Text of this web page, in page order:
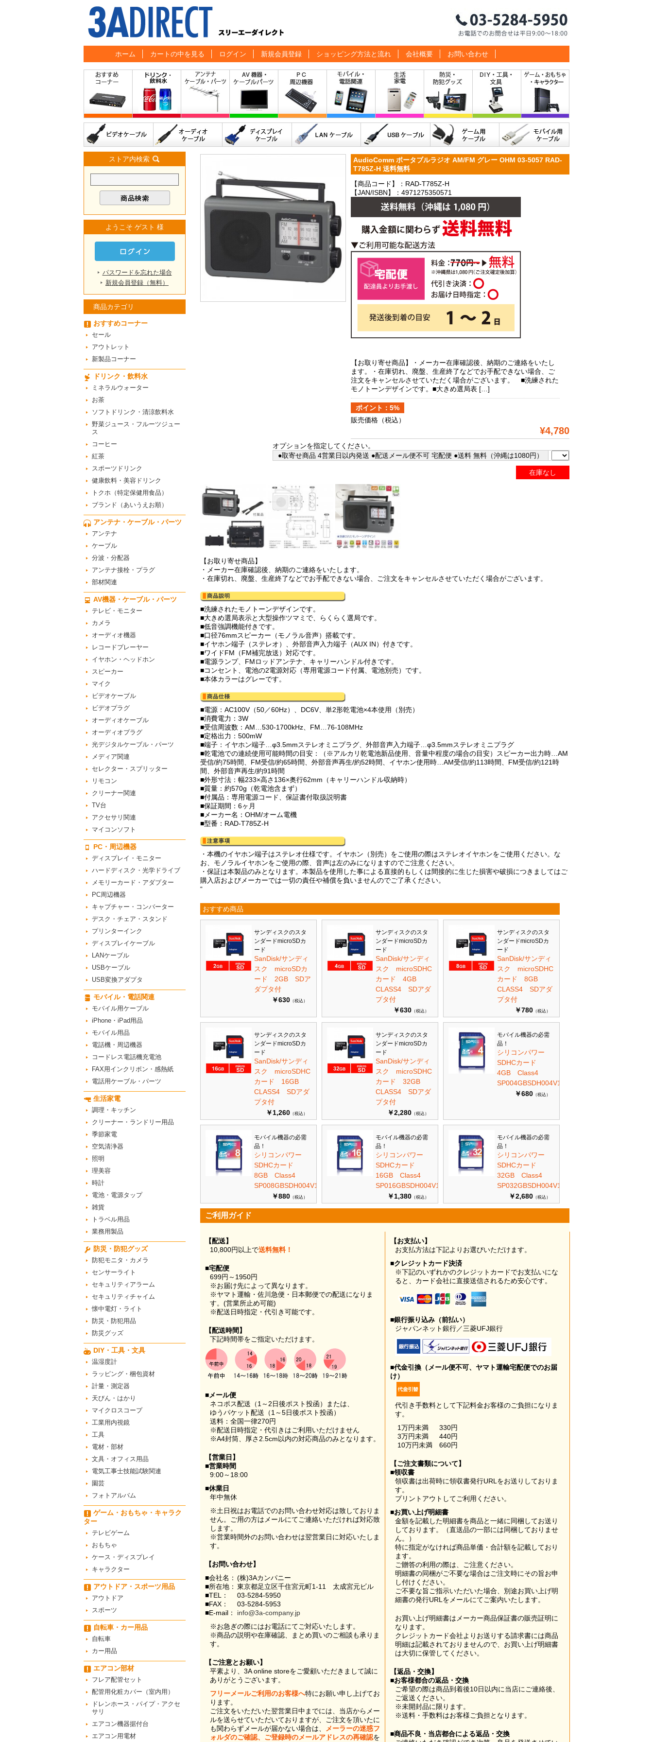
ホーム カートの中を見る ログイン 新規会員登録 ショッピング方法と流れ 会社概要 お問い合わせ
ストア内検索
ようこそ ゲスト 様
パスワードを忘れた場合
新規会員登録（無料）
商品カテゴリ
おすすめコーナー
セール
アウトレット
新製品コーナー
ドリンク・飲料水
ミネラルウォーター
お茶
ソフトドリンク・清涼飲料水
野菜ジュース・フルーツジュー
ス
コーヒー
紅茶
スポーツドリンク
健康飲料・美容ドリンク
トクホ（特定保健用食品）
ブランド（あいうえお順）
アンテナ・ケーブル・パーツ
アンテナ
ケーブル
分波・分配器
アンテナ接栓・プラグ
部材関連
AV機器・ケーブル・パーツ
テレビ・モニター
カメラ
オーディオ機器
レコードプレーヤー
イヤホン・ヘッドホン
スピーカー
マイク
ビデオケーブル
ビデオプラグ
オーディオケーブル
オーディオプラグ
光デジタルケーブル・パーツ
メディア関連
セレクター・スプリッター
リモコン
クリーナー関連
TV台
アクセサリ関連
マイコンソフト
PC・周辺機器
ディスプレイ・モニター
ハードディスク・光学ドライブ
メモリーカード・アダプター
PC周辺機器
キャプチャー・コンバーター
デスク・チェア・スタンド
プリンターインク
ディスプレイケーブル
LANケーブル
USBケーブル
USB変換アダプタ
モバイル・電話関連
モバイル用ケーブル
iPhone・iPad用品
モバイル用品
電話機・周辺機器
コードレス電話機充電池
FAX用インクリボン・感熱紙
電話用ケーブル・パーツ
生活家電
調理・キッチン
クリーナー・ランドリー用品
季節家電
空気清浄器
照明
理美容
時計
電池・電源タップ
雑貨
トラベル用品
業務用製品
防災・防犯グッズ
防犯モニタ・カメラ
センサーライト
セキュリティアラーム
セキュリティチャイム
懐中電灯・ライト
防災・防犯用品
防災グッズ
DIY・工具・文具
温湿度計
ラッピング・梱包資材
計量・測定器
天びん・はかり
マイクロスコープ
工業用内視鏡
工具
電材・部材
文具・オフィス用品
電気工事士技能試験関連
園芸
フォトアルバム
ゲーム・おもちゃ・キャラク
ター
テレビゲーム
おもちゃ
ケース・ディスプレイ
キャラクター
アウトドア・スポーツ用品
アウトドア
スポーツ
自転車・カー用品
自転車
カー用品
エアコン部材
フレア配管セット
配管用化粧カバー（室内用）
ドレンホース・パイプ・アクセ
サリ
エアコン機器据付台
エアコン用電材
AudioComm ポータブルラジオ AM/FM グレー OHM 03-5057 RAD-
T785Z-H 送料無料
【商品コード】：RAD-T785Z-H
【JAN/ISBN】：4971275350571
【お取り寄せ商品】・メーカー在庫確認後、納期のご連絡をいたし
ます。・在庫切れ、廃盤、生産終了などでお手配できない場合、ご
注文をキャンセルさせていただく場合がございます。 ■洗練された
モノトーンデザインです。■大きめ選局表 […]
ポイント：5%
販売価格 （税込）
¥4,780
オプションを指定してください。
●取寄せ商品 4営業日以内発送 ●配送メール便不可 宅配便 ●送料 無料（沖縄は1080円）
在庫なし
【お取り寄せ商品】
・メーカー在庫確認後、納期のご連絡をいたします。
・在庫切れ、廃盤、生産終了などでお手配できない場合、ご注文をキャンセルさせていただく場合がございます。
■洗練されたモノトーンデザインです。
■大きめ選局表示と大型操作ツマミで、らくらく選局です。
■低音強調機能付きです。
■口径76mmスピーカー（モノラル音声）搭載です。
■イヤホン端子（ステレオ）、外部音声入力端子（AUX IN）付きです。
■ワイドFM（FM補完放送）対応です。
■電源ランプ、FMロッドアンテナ、キャリーハンドル付きです。
■コンセント、電池の2電源対応（専用電源コード付属、電池別売）です。
■本体カラーはグレーです。
■電源：AC100V（50／60Hz）、DC6V、単2形乾電池×4本使用（別売）
■消費電力：3W
■受信周波数：AM…530-1700kHz、FM…76-108MHz
■定格出力：500mW
■端子：イヤホン端子…φ3.5mmステレオミニプラグ、外部音声入力端子…φ3.5mmステレオミニプラグ
■乾電池での連続使用可能時間の目安：（※アルカリ乾電池新品使用、音量中程度の場合の目安）スピーカー出力時…AM
受信/約75時間、FM受信/約65時間、外部音声再生/約52時間、イヤホン使用時…AM受信/約113時間、FM受信/約121時
間、外部音声再生/約91時間
■外形寸法：幅233×高さ136×奥行62mm（キャリーハンドル収納時）
■質量：約570g（乾電池含まず）
■付属品：専用電源コード、保証書付取扱説明書
■保証期間：6ヶ月
■メーカー名：OHM/オーム電機
■型番：RAD-T785Z-H
・本機のイヤホン端子はステレオ仕様です。イヤホン（別売）をご使用の際はステレオイヤホンをご使用ください。な
お、モノラルイヤホンをご使用の際、音声は左のみになりますのでご注意ください。
・保証は本製品のみとなります。本製品を使用した事による直接的もしくは間接的に生じた損害や破損につきましてはご
購入店およびメーカーでは一切の責任や補償を負いませんのでご了承ください。
“
おすすめ商品
サンディスクのスタ
ンダードmicroSDカ
ード
SanDisk/サンディ
スク microSDカ
ード 2GB SDア
ダプタ付
￥630 （税込）
サンディスクのスタ
ンダードmicroSDカ
ード
SanDisk/サンディ
スク microSDHC
カード 4GB
CLASS4 SDアダ
プタ付
￥630 （税込）
サンディスクのスタ
ンダードmicroSDカ
ード
SanDisk/サンディ
スク microSDHC
カード 8GB
CLASS4 SDアダ
プタ付
￥780 （税込）
サンディスクのスタ
ンダードmicroSDカ
ード
SanDisk/サンディ
スク microSDHC
カード 16GB
CLASS4 SDアダ
プタ付
￥1,260 （税込）
サンディスクのスタ
ンダードmicroSDカ
ード
SanDisk/サンディ
スク microSDHC
カード 32GB
CLASS4 SDアダ
プタ付
￥2,280 （税込）
モバイル機器の必需
品！
シリコンパワー
SDHCカード
4GB Class4
SP004GBSDH004V10
￥680 （税込）
モバイル機器の必需
品！
シリコンパワー
SDHCカード
8GB Class4
SP008GBSDH004V10
￥880 （税込）
モバイル機器の必需
品！
シリコンパワー
SDHCカード
16GB Class4
SP016GBSDH004V10
￥1,380 （税込）
モバイル機器の必需
品！
シリコンパワー
SDHCカード
32GB Class4
SP032GBSDH004V10
￥2,680 （税込）
ご利用ガイド
【配送】
10,800円以上で送料無料！
■宅配便
699円～1950円
※お届け先によって異なります。
※ヤマト運輸・佐川急便・日本郵便での配送になりま
す。(営業所止め可能)
※配送日時指定・代引き可能です。
【配送時間】
下記時間帯をご指定いただけます。
■メール便
ネコポス配送（1～2日後ポスト投函）または、
ゆうパケット配送（1～5日後ポスト投函）
送料：全国一律270円
※配送日時指定・代引きはご利用いただけません
※A4封筒、厚さ2.5cm以内の対応商品のみとなります。
【営業日】
■営業時間
9:00～18:00
■休業日
年中無休
※土日祝はお電話でのお問い合わせ対応は致しておりま
せん。ご用の方はメールにてご連絡いただければ対応致
します。
※営業時間外のお問い合わせは翌営業日に対応いたしま
す。
【お問い合わせ】
■会社名： (株)3Aカンパニー
■所在地： 東京都足立区千住宮元町1-11 太成宮元ビル
■TEL：
03-5284-5950
■FAX：
03-5284-5953
■E-mail：
info@3a-company.jp
※お急ぎの際にはお電話にてご対応いたします。
※商品の説明や在庫確認、まとめ買いのご相談も承りま
す。
【ご注意とお願い】
平素より、3A online storeをご愛顧いただきまして誠に
ありがとうございます。
フリーメールご利用のお客様へ特にお願い申し上げてお
ります。
ご注文をいただいた翌営業日中までには、当店からメー
ルを送らせていただいておりますが、ご注文を頂いたに
も関わらずメールが届かない場合は、
メーラーの迷惑フ
ォルダのご確認、ご登録時のメールアドレスの再確認を
【お支払い】
お支払方法は下記よりお選びいただけます。
■クレジットカード決済
※下記のいずれかのクレジットカードでお支払いにな
ると、カード会社に直接送信されるため安心です。
■銀行振り込み（前払い）
ジャパンネット銀行／三菱UFJ銀行
■代金引換（メール便不可、ヤマト運輸宅配便でのお届
け）
代引き手数料として下記料金お客様のご負担になりま
す。
1万円未満
330円
3万円未満
440円
10万円未満
660円
【ご注文書類について】
■領収書
領収書は出荷時に領収書発行URLをお送りしておりま
す。
プリントアウトしてご利用ください。
■お買い上げ明細書
金額を記載した明細書を商品と一緒に同梱してお送り
しております。（直送品の一部には同梱しておりませ
ん。）
特に指定がなければ商品単価・合計額を記載しており
ます。
ご贈答の利用の際は、ご注意ください。
明細書の同梱がご不要な場合はご注文時にその旨お申
し付けください。
ご不要な旨ご指示いただいた場合、別途お買い上げ明
細書の発行URLをメールにてご案内いたします。
お買い上げ明細書はメーカー商品保証書の販売証明に
なります。
クレジットカード会社よりお送りする請求書には商品
明細は記載されておりませんので、お買い上げ明細書
は大切に保管してください。
【返品・交換】
■お客様都合の返品・交換
ご希望の際は商品到着後10日以内に当店にご連絡後、
ご返送ください。
※未開封品に限ります。
※送料・手数料はお客様ご負担となります。
■商品不良・当店都合による返品・交換